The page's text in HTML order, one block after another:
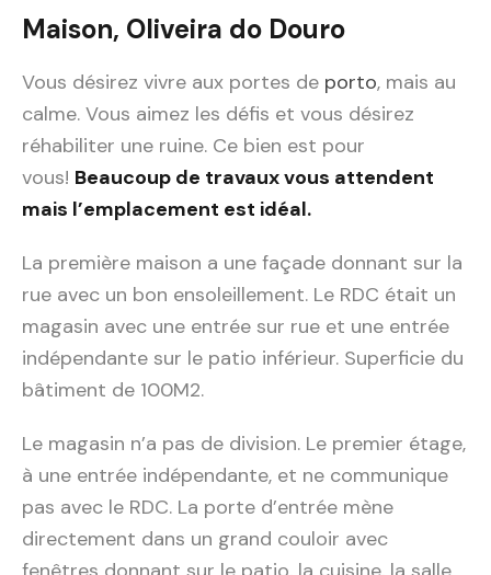
Maison, Oliveira do Douro
Vous désirez vivre aux portes de porto, mais au
calme. Vous aimez les défis et vous désirez
réhabiliter une ruine. Ce bien est pour
vous! Beaucoup de travaux vous attendent
mais l’emplacement est idéal.
La première maison a une façade donnant sur la
rue avec un bon ensoleillement. Le RDC était un
magasin avec une entrée sur rue et une entrée
indépendante sur le patio inférieur. Superficie du
bâtiment de 100M2.
Le magasin n’a pas de division. Le premier étage,
à une entrée indépendante, et ne communique
pas avec le RDC. La porte d’entrée mène
directement dans un grand couloir avec